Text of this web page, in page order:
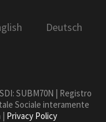
Deutsch
SUBM70N | Registro
Sociale interamente
| Privacy Policy